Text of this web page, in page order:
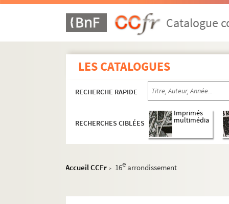
Catalogue
LES CATALOGUES
RECHERCHE RAPIDE
RECHERCHES CIBLÉES
Imprimés
multimédia
Accueil CCFr > 16e arrondissement